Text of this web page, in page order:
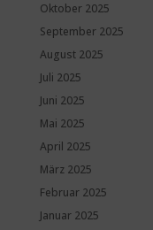
Oktober 2025
September 2025
August 2025
Juli 2025
Juni 2025
Mai 2025
April 2025
März 2025
Februar 2025
Januar 2025